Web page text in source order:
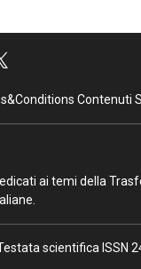
Contenuti
ai temi della
scientifica ISSN